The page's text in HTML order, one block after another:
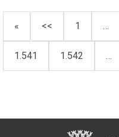
« << 1 …
1.541 1.542 …